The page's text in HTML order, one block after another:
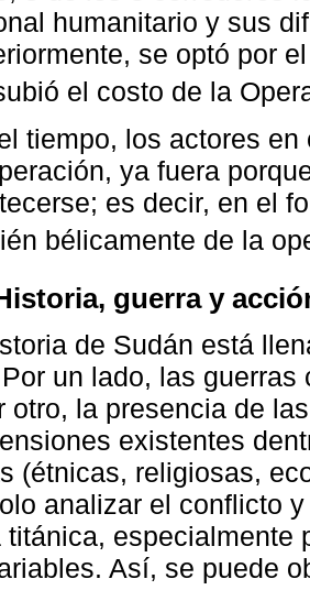
humanitario y sus
se optó por
el costo de la
tiempo, los actores
ya fuera
es decir, en el
bélicamente de la
guerra y
de Sudán está
un lado, las
otro, la presencia de
existentes
(étnicas, religiosas,
analizar el conflicto
titánica, especialmente
Así, se puede